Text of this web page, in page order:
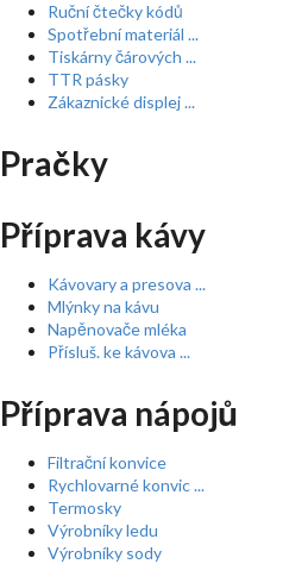
Ruční čtečky kódů
Spotřební materiál ...
Tiskárny čárových ...
TTR pásky
Zákaznické displej ...
Pračky
Příprava kávy
Kávovary a presova ...
Mlýnky na kávu
Napěnovače mléka
Přísluš. ke kávova ...
Příprava nápojů
Filtrační konvice
Rychlovarné konvic ...
Termosky
Výrobníky ledu
Výrobníky sody